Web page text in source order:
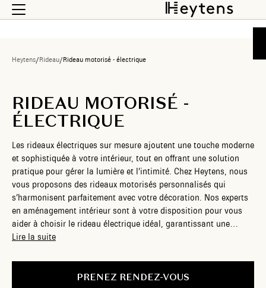
Heytens/Rideau/Rideau motorisé - électrique
RIDEAU MOTORISÉ -
ÉLECTRIQUE
Les rideaux électriques sur mesure ajoutent une touche moderne
et sophistiquée à votre intérieur, tout en offrant une solution
pratique pour gérer la lumière et l’intimité. Chez Heytens, nous
vous proposons des rideaux motorisés personnalisés qui
s’harmonisent parfaitement avec votre décoration. Nos experts
en aménagement intérieur sont à votre disposition pour vous
aider à choisir le rideau électrique idéal, garantissant une
atmosphère confortable et raffinée dans chaque pièce. La
grande hauteur, moins aisés à manipuler. Transformez votre
espace avec des rideaux motorisés sur mesure, alliant
Lire la suite
PRENEZ RENDEZ-VOUS